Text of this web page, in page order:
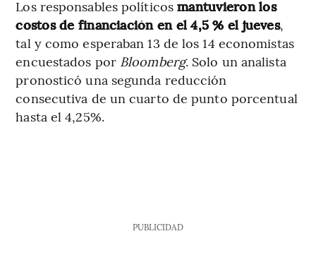
Los responsables políticos mantuvieron los
costos de financiación en el 4,5 % el jueves,
tal y como esperaban 13 de los 14 economistas
encuestados por Bloomberg. Solo un analista
pronosticó una segunda reducción
consecutiva de un cuarto de punto porcentual
hasta el 4,25%.
PUBLICIDAD